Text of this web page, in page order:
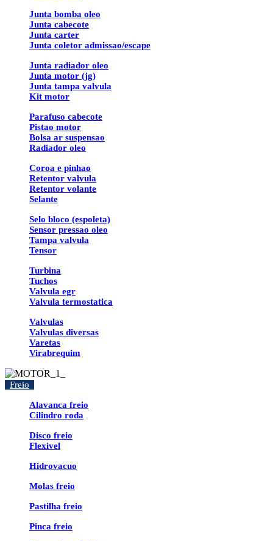
Junta bomba oleo
Junta cabecote
Junta carter
Junta coletor admissao/escape
Junta radiador oleo
Junta motor (jg)
Junta tampa valvula
Kit motor
Parafuso cabecote
Pistao motor
Bolsa ar suspensao
Radiador oleo
Coroa e pinhao
Retentor valvula
Retentor volante
Selante
Selo bloco (espoleta)
Sensor pressao oleo
Tampa valvula
Tensor
Turbina
Tuchos
Valvula egr
Valvula termostatica
Valvulas
Valvulas diversas
Varetas
Virabrequim
Freio
Alavanca freio
Cilindro roda
Disco freio
Flexivel
Hidrovacuo
Molas freio
Pastilha freio
Pinca freio